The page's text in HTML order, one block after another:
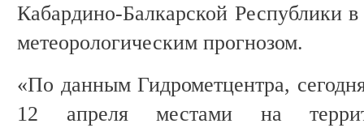
Кабардино-Балкарской Республики
метеорологическим прогнозом.
«По данным Гидрометцентра,
12 апреля местами на